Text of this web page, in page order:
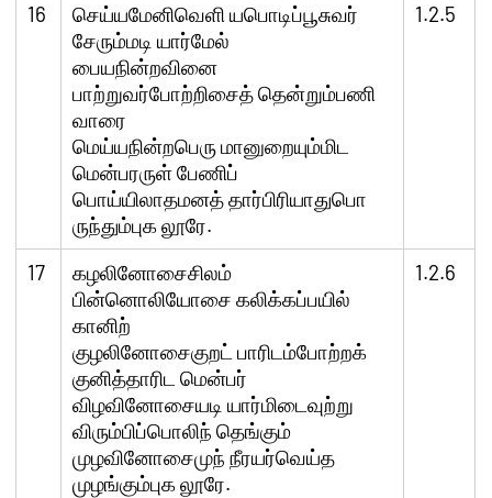
16
செய்யமேனிவெளி யபொடிப்பூசுவர்
சேரும்மடி யார்மேல்
பையநின்றவினை
பாற்றுவர்போற்றிசைத் தென்றும்பணி
வாரை
மெய்யநின்றபெரு மானுறையும்மிட
மென்பரருள் பேணிப்
பொய்யிலாதமனத் தார்பிரியாதுபொ
ருந்தும்புக லூரே.
1.2.5
17
கழலினோசைசிலம்
பின்னொலியோசை கலிக்கப்பயில்
கானிற்
குழலினோசைகுறட் பாரிடம்போற்றக்
குனித்தாரிட மென்பர்
விழவினோசையடி யார்மிடைவுற்று
விரும்பிப்பொலிந் தெங்கும்
முழவினோசைமுந் நீரயர்வெய்த
முழங்கும்புக லூரே.
1.2.6